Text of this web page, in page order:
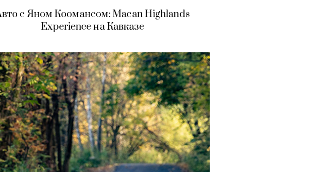
с Яном Коомансом: Macan Highlands
Experience на Кавказе